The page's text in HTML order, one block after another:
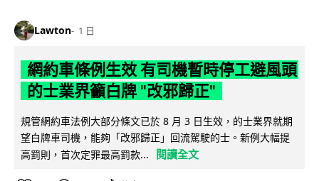
Lawton 1 日
網約車條例生效 有司機暫時停工避風頭
的士業界籲白牌 "改邪歸正"
規管網約車法例大部分條文已於 8 月 3 日生效，的士業界就期
望白牌車司機，能夠「改邪歸正」回流駕駛的士。新例大幅提
高罰則，首次定罪最高罰款...
閱讀全文